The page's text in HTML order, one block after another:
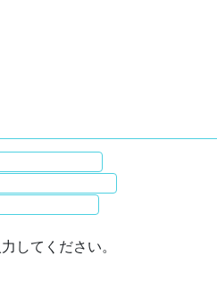
してください。